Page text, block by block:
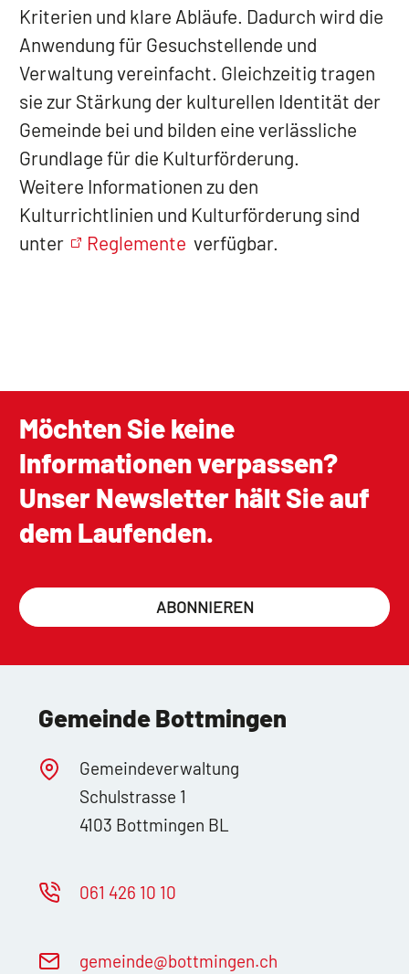
Kriterien und klare Abläufe. Dadurch wird die
Anwendung für Gesuchstellende und
Verwaltung vereinfacht. Gleichzeitig tragen
sie zur Stärkung der kulturellen Identität der
Gemeinde bei und bilden eine verlässliche
Grundlage für die Kulturförderung.
Weitere Informationen zu den
Kulturrichtlinien und Kulturförderung sind
unter
Reglemente verfügbar.
Möchten Sie keine
Informationen verpassen?
Unser Newsletter hält Sie auf
dem Laufenden.
ABONNIEREN
Gemeinde Bottmingen
Gemeindeverwaltung
Schulstrasse 1
4103 Bottmingen BL
061 426 10 10
g m nd b ttm ng n ch